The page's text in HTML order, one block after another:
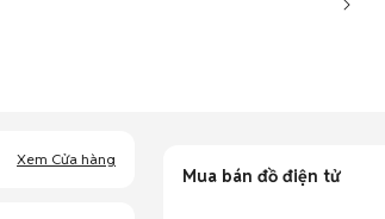
Xem Cửa hàng
Mua bán đồ điện tử